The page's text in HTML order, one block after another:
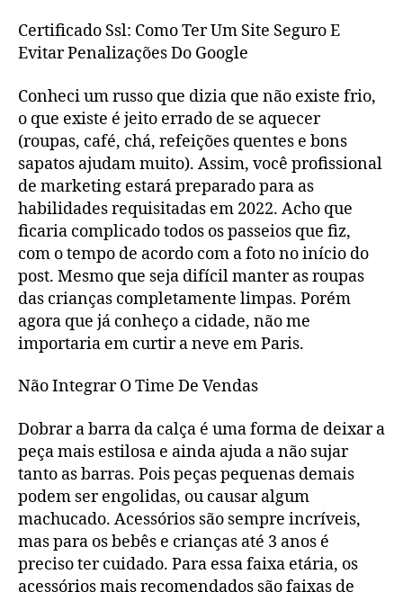
Certificado Ssl: Como Ter Um Site Seguro E
Evitar Penalizações Do Google
Conheci um russo que dizia que não existe frio,
o que existe é jeito errado de se aquecer
(roupas, café, chá, refeições quentes e bons
sapatos ajudam muito). Assim, você profissional
de marketing estará preparado para as
habilidades requisitadas em 2022. Acho que
ficaria complicado todos os passeios que fiz,
com o tempo de acordo com a foto no início do
post. Mesmo que seja difícil manter as roupas
das crianças completamente limpas. Porém
agora que já conheço a cidade, não me
importaria em curtir a neve em Paris.
Não Integrar O Time De Vendas
Dobrar a barra da calça é uma forma de deixar a
peça mais estilosa e ainda ajuda a não sujar
tanto as barras. Pois peças pequenas demais
podem ser engolidas, ou causar algum
machucado. Acessórios são sempre incríveis,
mas para os bebês e crianças até 3 anos é
preciso ter cuidado. Para essa faixa etária, os
acessórios mais recomendados são faixas de